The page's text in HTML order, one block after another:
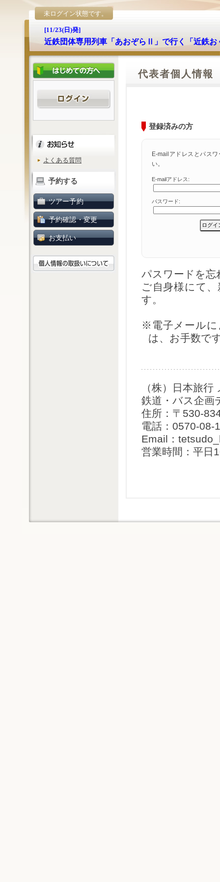
未ログイン状態です。
[11/23(日)発]
近鉄団体専用列車「あおぞらⅡ」で行く「近鉄
よくある質問
予約する
ツアー予約
予約確認・変更
お支払い
代表者個人情報
登録済みの方
E-mailアドレスとパス
い。
E-mailアドレス:
パスワード:
パスワードを
ご自身様にて
す。
※電子メールに
は、お手数で
（株）日本旅
鉄道・バス企画
住所：〒530-
電話：0570-
Email：
営業時間：平日